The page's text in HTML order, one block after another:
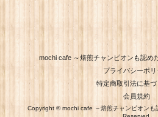
mochi cafe ～焙煎チャンピオンも認め
プライバシーポリ
特定商取引法に基
会員規約
Copyright © mochi cafe ～焙煎チャンピオンも